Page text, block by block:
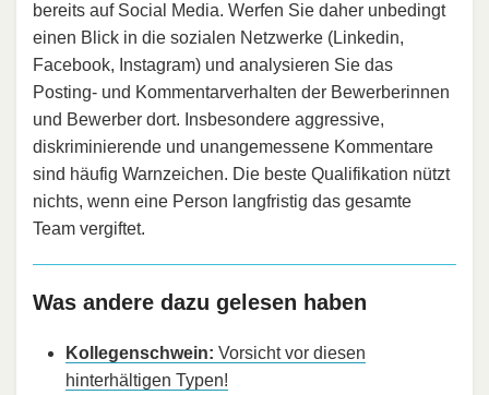
bereits auf Social Media. Werfen Sie daher unbedingt
einen Blick in die sozialen Netzwerke (Linkedin,
Facebook, Instagram) und analysieren Sie das
Posting- und Kommentarverhalten der Bewerberinnen
und Bewerber dort. Insbesondere aggressive,
diskriminierende und unangemessene Kommentare
sind häufig Warnzeichen. Die beste Qualifikation nützt
nichts, wenn eine Person langfristig das gesamte
Team vergiftet.
Was andere dazu gelesen haben
Kollegenschwein: Vorsicht vor diesen
hinterhältigen Typen!